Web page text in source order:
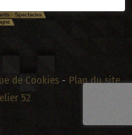
de Cookies - Plan du site
52